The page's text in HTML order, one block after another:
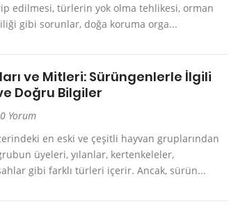
edilmesi, türlerin yok olma tehlikesi, orman
gibi sorunlar, doğa koruma orga...
ve Mitleri: Sürüngenlerle İlgili
Doğru Bilgiler
0 Yorum
en eski ve çeşitli hayvan gruplarından
üyeleri, yılanlar, kertenkeleler,
gibi farklı türleri içerir. Ancak, sürün...